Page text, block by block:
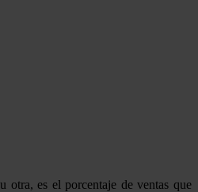
u otra, es el porcentaje de ventas que